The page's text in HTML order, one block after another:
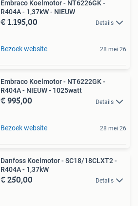
Embraco Koelmotor - NT6226GK -
R404A - 1,37kW - NIEUW
€ 1.195,00 Details
Bezoek website 28 mei 26
Embraco Koelmotor - NT6222GK -
R404A - NIEUW - 1025watt
€ 995,00 Details
Bezoek website 28 mei 26
Danfoss Koelmotor - SC18/18CLXT2 -
R404A - 1,37kW
€ 250,00 Details